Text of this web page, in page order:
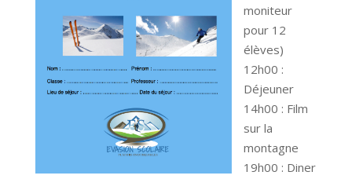
moniteur
pour 12
élèves)
12h00 :
Déjeuner
14h00 : Film
sur la
montagne
19h00 : Diner